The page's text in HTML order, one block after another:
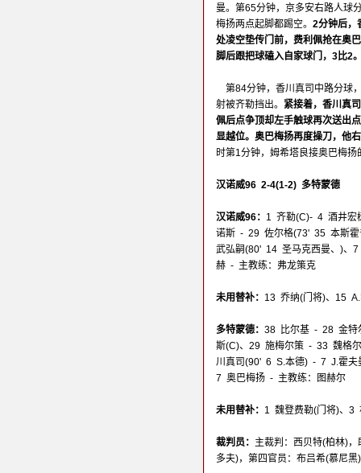
曼。第65分钟，京多安右路人球
梅扬两点起脚都踢空。 2分钟后，
处凌空垫传门前，费利佩抢在奥
脚后跟把球磕入自家球门，3比2
第84分钟，香川真司中路分球
射被齐勒挡出。 紧接着，香川真
佩后点争顶却左手触球再次送出
显越位。奥巴梅扬再度操刀，他
时第1分钟，姆希塔良接奥巴梅
汉诺威96 2-4(1-2) 多特蒙德
汉诺威96： 1 齐勒(C)- 4 酒井宏
诺斯 - 29 佐尔格(73' 35 本斯
武弘嗣(80' 14 圣马克西曼、)
赫 - 主教练：弗龙策克
未用替补： 13 乔纳(门将)、15
多特蒙德： 38 比尔基 - 28 金特
斯(C)、29 施梅尔策 - 33 魏格
川真司(90' 6 S.本德) - 7 J.霍
7 奥巴梅扬 - 主教练：图赫尔
未用替补： 1 魏登费勒(门将)、3
裁判员： 主裁判：西贝特(柏林)
多夫)，第四官员：布吕希(慕尼黑)